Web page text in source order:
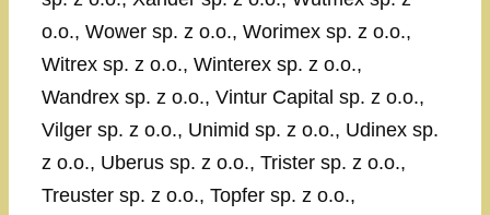
o.o., Wower sp. z o.o., Worimex sp. z o.o.,
Witrex sp. z o.o., Winterex sp. z o.o.,
Wandrex sp. z o.o., Vintur Capital sp. z o.o.,
Vilger sp. z o.o., Unimid sp. z o.o., Udinex sp.
z o.o., Uberus sp. z o.o., Trister sp. z o.o.,
Treuster sp. z o.o., Topfer sp. z o.o.,